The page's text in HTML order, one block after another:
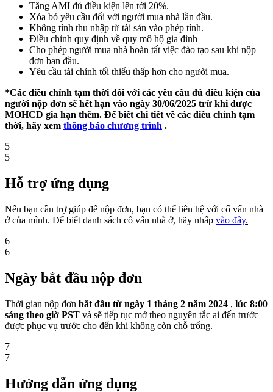
Tăng AMI đủ điều kiện lên tới 20%.
Xóa bỏ yêu cầu đối với người mua nhà lần đầu.
Không tính thu nhập từ tài sản vào phép tính.
Điều chỉnh quy định về quy mô hộ gia đình
Cho phép người mua nhà hoàn tất việc đào tạo sau khi nộp
đơn ban đầu.
Yêu cầu tài chính tối thiểu thấp hơn cho người mua.
*Các điều chỉnh tạm thời đối với các yêu cầu đủ điều kiện của
người nộp đơn sẽ hết hạn vào ngày 30/06/2025 trừ khi được
MOHCD gia hạn thêm. Để biết chi tiết về các điều chỉnh tạm
thời, hãy xem thông báo chương trình .
5
5
Hỗ trợ ứng dụng
Nếu bạn cần trợ giúp để nộp đơn, bạn có thể liên hệ với cố vấn nhà
ở của mình. Để biết danh sách cố vấn nhà ở, hãy nhấp vào đây.
6
6
Ngày bắt đầu nộp đơn
Thời gian nộp đơn bắt đầu từ ngày 1 tháng 2 năm 2024 , lúc 8:00
sáng theo giờ PST và sẽ tiếp tục mở theo nguyên tắc ai đến trước
được phục vụ trước cho đến khi không còn chỗ trống.
7
7
Hướng dẫn ứng dụng